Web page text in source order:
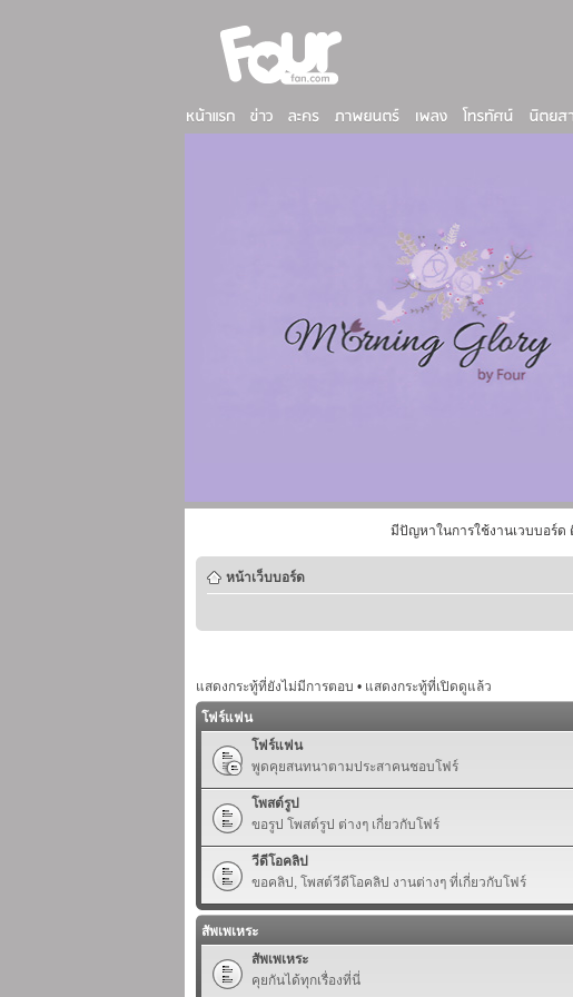
มีปัญหาในการใช้งานเวบบอร์ด
หน้าเว็บบอร์ด
แสดงกระทู้ที่ยังไม่มีการตอบ • แสดงกระทู้ที่เปิดดูแล้ว
โฟร์แฟน
โฟร์แฟน
พูดคุยสนทนาตามประสาคนชอบโฟร์
โพสต์รูป
ขอรูป โพสต์รูป ต่างๆ เกี่ยวกับโฟร์
วีดีโอคลิป
ขอคลิป, โพสต์วีดีโอคลิป งานต่างๆ ที่เกี่ยวกับโฟร์
สัพเพเหระ
สัพเพเหระ
คุยกันได้ทุกเรื่องที่นี่